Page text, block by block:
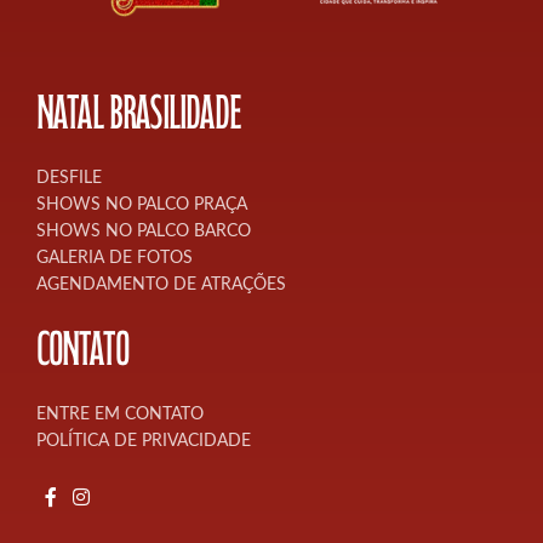
NATAL BRASILIDADE
DESFILE
SHOWS NO PALCO PRAÇA
SHOWS NO PALCO BARCO
GALERIA DE FOTOS
AGENDAMENTO DE ATRAÇÕES
CONTATO
ENTRE EM CONTATO
POLÍTICA DE PRIVACIDADE